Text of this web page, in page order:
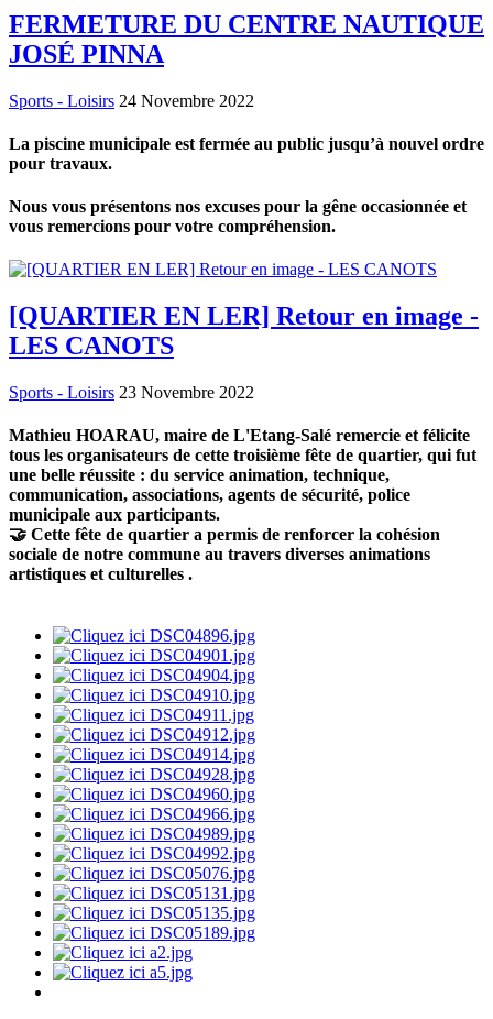
FERMETURE DU CENTRE NAUTIQUE
JOSÉ PINNA
Sports - Loisirs 24 Novembre 2022
La piscine municipale est fermée au public jusqu’à nouvel ordre
pour travaux.
Nous vous présentons nos excuses pour la gêne occasionnée et
vous remercions pour votre compréhension.
[QUARTIER EN LER] Retour en image -
LES CANOTS
Sports - Loisirs 23 Novembre 2022
Mathieu HOARAU, maire de L'Etang-Salé remercie et félicite
tous les organisateurs de cette troisième fête de quartier, qui fut
une belle réussite : du service animation, technique,
communication, associations, agents de sécurité, police
municipale aux participants.
🤝 Cette fête de quartier a permis de renforcer la cohésion
sociale de notre commune au travers diverses animations
artistiques et culturelles .